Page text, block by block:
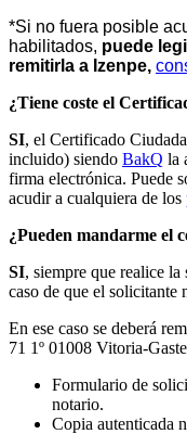
*Si no fuera posible
habilitados, puede
remitirla a Izenpe,
¿Tiene coste el
SI, el Certificado
incluido) siendo BakQ la
firma electrónica. Puede
acudir a cualquiera de los
¿Pueden mandarme el
SI, siempre que realice
caso de que el solicitante
En ese caso se deberá
71 1º 01008 Vitoria-
Formulario de
notario.
Copia autenticada